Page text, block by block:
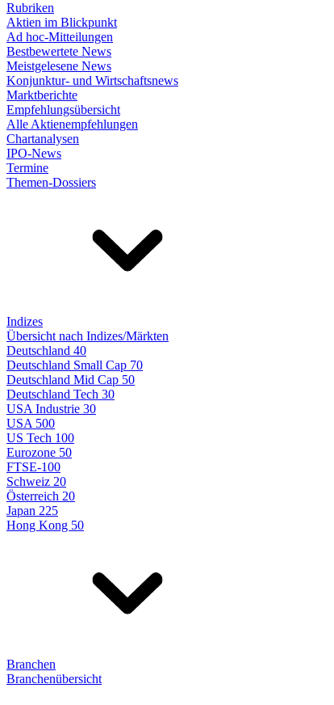
Rubriken
Aktien im Blickpunkt
Ad hoc-Mitteilungen
Bestbewertete News
Meistgelesene News
Konjunktur- und Wirtschaftsnews
Marktberichte
Empfehlungsübersicht
Alle Aktienempfehlungen
Chartanalysen
IPO-News
Termine
Themen-Dossiers
Indizes
Übersicht nach Indizes/Märkten
Deutschland 40
Deutschland Small Cap 70
Deutschland Mid Cap 50
Deutschland Tech 30
USA Industrie 30
USA 500
US Tech 100
Eurozone 50
FTSE-100
Schweiz 20
Österreich 20
Japan 225
Hong Kong 50
Branchen
Branchenübersicht